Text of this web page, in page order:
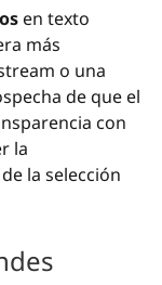
en texto
más
o una
de que el
con
la
la selección